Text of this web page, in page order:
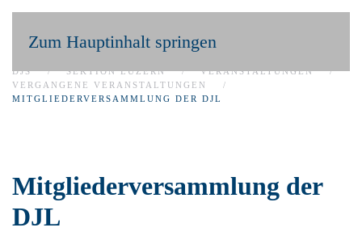
Zum Hauptinhalt springen
DJS SEKTION LUZERN
VERANSTALTUNGEN
VERGANGENE VERANSTALTUNGEN
MITGLIEDERVERSAMMLUNG DER DJL
Mitgliederversammlung der
DJL